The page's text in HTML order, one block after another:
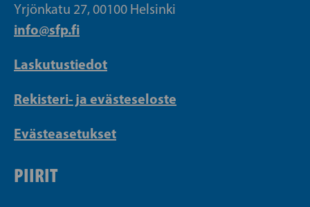
Yrjönkatu 27, 00100 Helsinki
info@sfp.fi
Laskutustiedot
Rekisteri- ja evästeseloste
Evästeasetukset
PIIRIT